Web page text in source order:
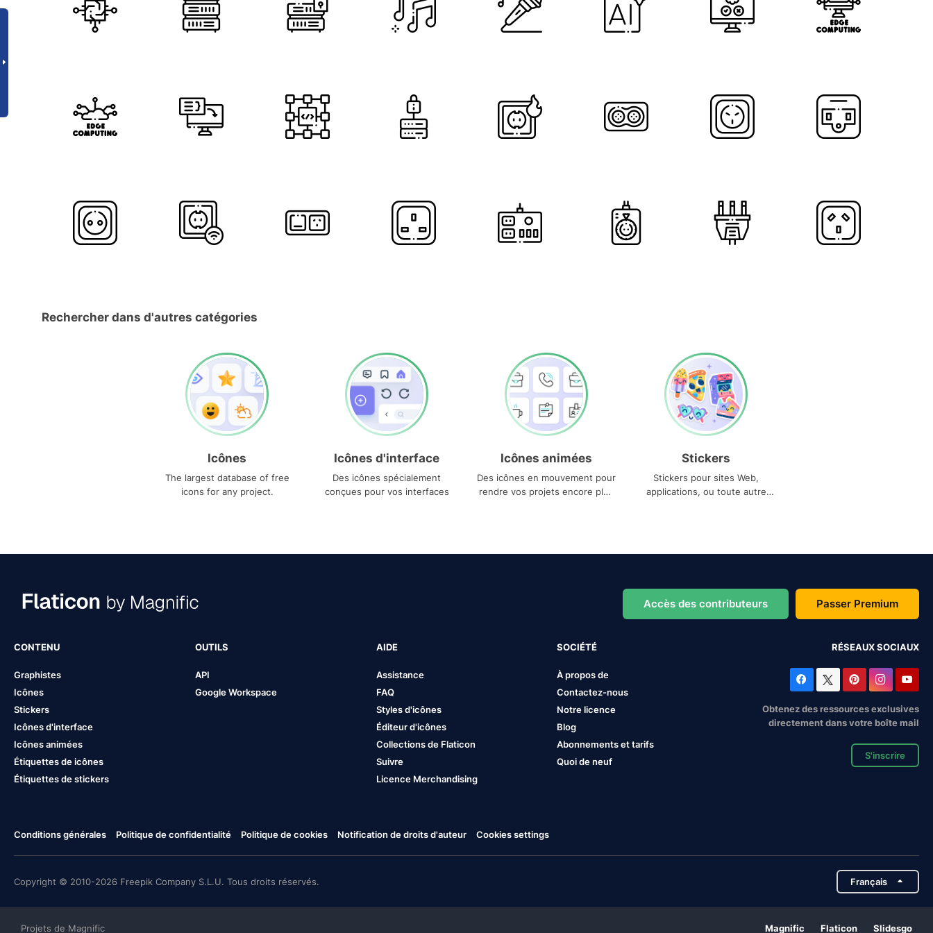
Rechercher dans d'autres catégories
Icônes
The largest database of free
icons for any project.
Icônes d'interface
Des icônes spécialement
conçues pour vos interfaces
Icônes animées
Des icônes en mouvement pour
rendre vos projets encore plus
Stickers
Stickers pour sites Web,
applications, ou toute autre
Accès des contributeurs Passer Premium
CONTENU
Graphistes
Icônes
Stickers
Icônes d'interface
Icônes animées
Étiquettes de icônes
Étiquettes de stickers
OUTILS
API
Google Workspace
AIDE
Assistance
FAQ
Styles d'icônes
Éditeur d'icônes
Collections de Flaticon
Suivre
Licence Merchandising
SOCIÉTÉ
À propos de
Contactez-nous
Notre licence
Blog
Abonnements et tarifs
Quoi de neuf
RÉSEAUX SOCIAUX
Obtenez des ressources exclusives
directement dans votre boîte mail
S'inscrire
Conditions générales Politique de confidentialité Politique de cookies Notification de droits d'auteur Cookies settings
Copyright © 2010-2026 Freepik Company S.L.U. Tous droits réservés. Français
Projets de Magnific Magnific Flaticon Slidesgo